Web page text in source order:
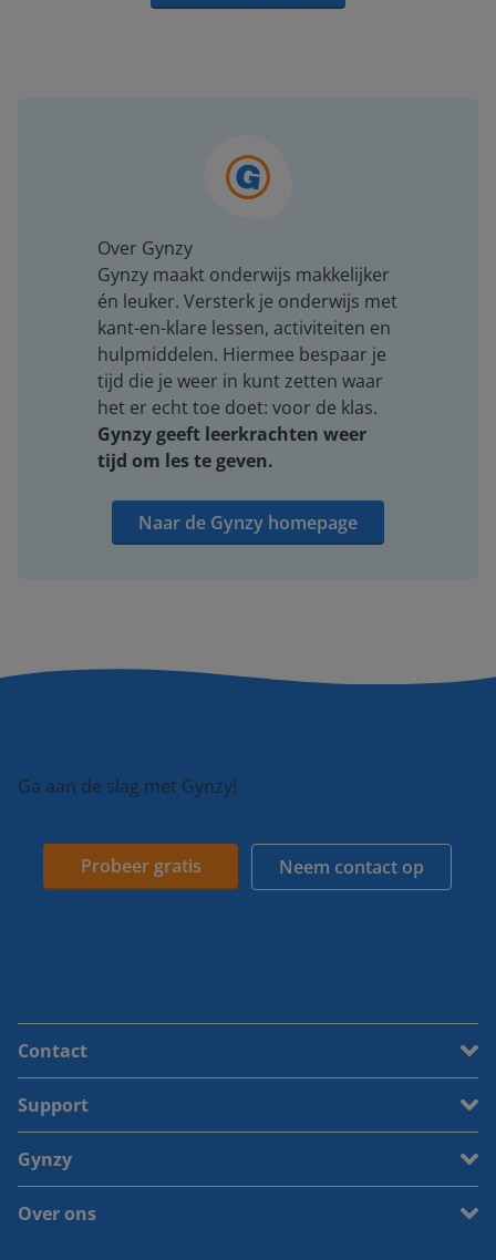
Over Gynzy
Gynzy maakt onderwijs makkelijker
én leuker. Versterk je onderwijs met
kant-en-klare lessen, activiteiten en
hulpmiddelen. Hiermee bespaar je
tijd die je weer in kunt zetten waar
het er echt toe doet: voor de klas.
Gynzy geeft leerkrachten weer
tijd om les te geven.
Naar de Gynzy homepage
Ga aan de slag met Gynzy!
Probeer gratis Neem contact op
Contact
Support
Gynzy
Over ons